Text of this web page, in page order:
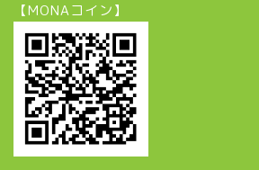
【MONAコイン】